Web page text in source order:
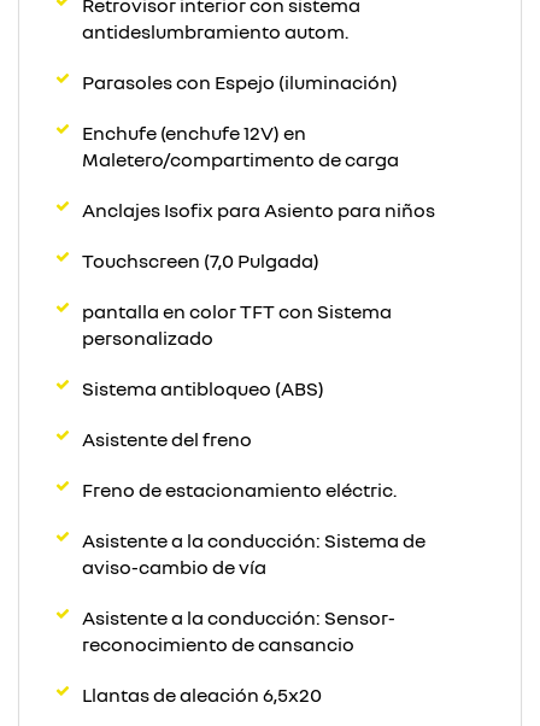
Retrovisor interior con sistema
antideslumbramiento autom.
Parasoles con Espejo (iluminación)
Enchufe (enchufe 12V) en
Maletero/compartimento de carga
Anclajes Isofix para Asiento para niños
Touchscreen (7,0 Pulgada)
pantalla en color TFT con Sistema
personalizado
Sistema antibloqueo (ABS)
Asistente del freno
Freno de estacionamiento eléctric.
Asistente a la conducción: Sistema de
aviso-cambio de vía
Asistente a la conducción: Sensor-
reconocimiento de cansancio
Llantas de aleación 6,5x20